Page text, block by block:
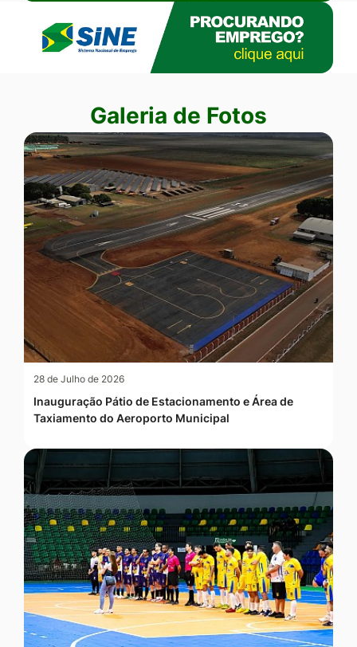
Seção Galeria de Fotos
Galeria de Fotos
28 de Julho de 2026
Inauguração Pátio de Estacionamento e Área de
Taxiamento do Aeroporto Municipal